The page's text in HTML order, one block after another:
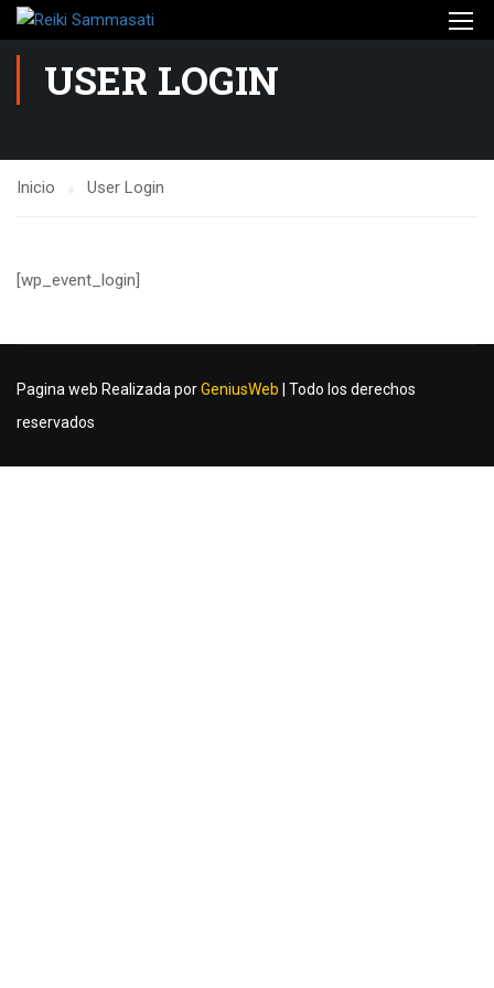
USER LOGIN
Inicio User Login
[wp_event_login]
Pagina web Realizada porGeniusWeb | Todo los derechos
reservados